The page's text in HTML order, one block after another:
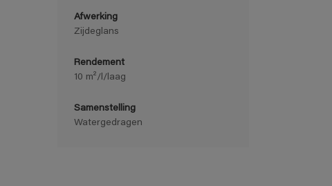
Afwerking
Zijdeglans
Rendement
10 m²/l/laag
Samenstelling
Watergedragen